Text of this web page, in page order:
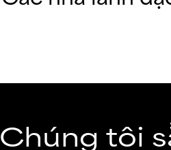
Chúng tôi